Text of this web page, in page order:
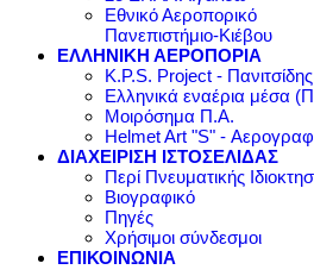
Εθνικό Αεροπορικό
Πανεπιστήμιο-Κιέβου
ΕΛΛΗΝΙΚΗ ΑΕΡΟΠΟΡΙΑ
K.P.S. Project - Πανιτσίδης
Ελληνικά εναέρια μέσα
Μοιρόσημα Π.Α.
Helmet Art "S" -
ΔΙΑΧΕΙΡΙΣΗ ΙΣΤΟΣΕΛΙΔΑΣ
Περί Πνευματικής
Βιογραφικό
Πηγές
Χρήσιμοι σύνδεσμοι
ΕΠΙΚΟΙΝΩΝΙΑ